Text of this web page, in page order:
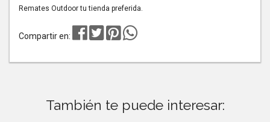
Remates Outdoor tu tienda preferida.
Compartir en:
También te puede interesar: